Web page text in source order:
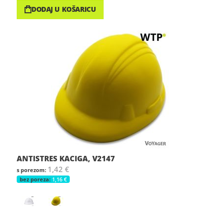
DODAJ U KOŠARICU
ANTISTRES KACIGA, V2147
1,42 €
1,16 €